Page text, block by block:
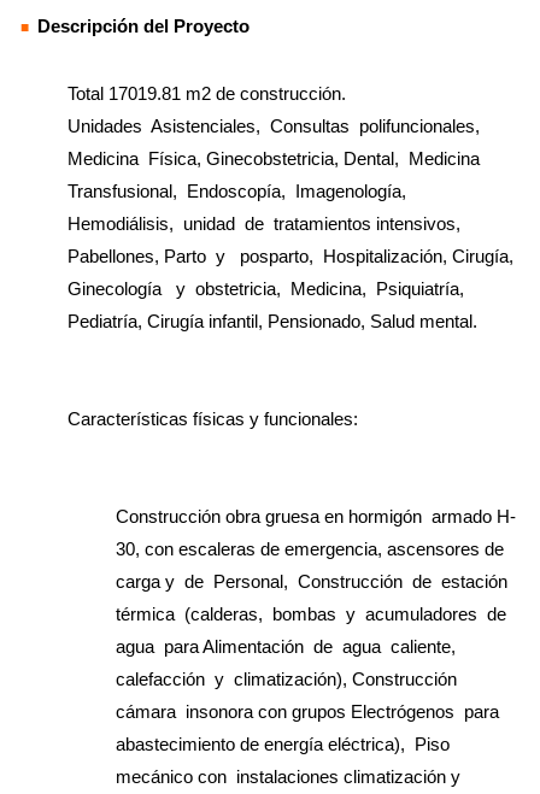
Descripción del Proyecto
Total 17019.81 m2 de construcción.
Unidades Asistenciales, Consultas polifuncionales,
Medicina Física, Ginecobstetricia, Dental, Medicina
Transfusional, Endoscopía, Imagenología,
Hemodiálisis, unidad de tratamientos intensivos,
Pabellones, Parto y posparto, Hospitalización, Cirugía,
Ginecología y obstetricia, Medicina, Psiquiatría,
Pediatría, Cirugía infantil, Pensionado, Salud mental.
Características físicas y funcionales:
Construcción obra gruesa en hormigón armado H-
30, con escaleras de emergencia, ascensores de
carga y de Personal, Construcción de estación
térmica (calderas, bombas y acumuladores de
agua para Alimentación de agua caliente,
calefacción y climatización), Construcción
cámara insonora con grupos Electrógenos para
abastecimiento de energía eléctrica), Piso
mecánico con instalaciones climatización y